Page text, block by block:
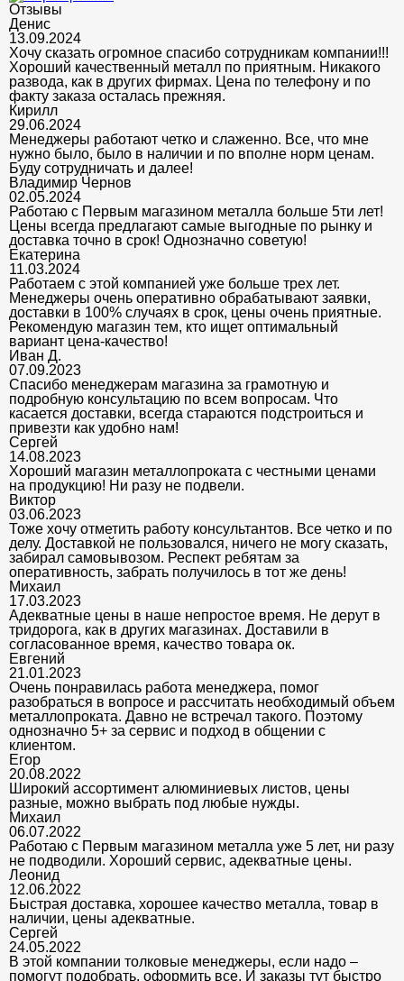
Отзывы
Денис
13.09.2024
Хочу сказать огромное спасибо сотрудникам компании!!!
Хороший качественный металл по приятным. Никакого
развода, как в других фирмах. Цена по телефону и по
факту заказа осталась прежняя.
Кирилл
29.06.2024
Менеджеры работают четко и слаженно. Все, что мне
нужно было, было в наличии и по вполне норм ценам.
Буду сотрудничать и далее!
Владимир Чернов
02.05.2024
Работаю с Первым магазином металла больше 5ти лет!
Цены всегда предлагают самые выгодные по рынку и
доставка точно в срок! Однозначно советую!
Екатерина
11.03.2024
Работаем с этой компанией уже больше трех лет.
Менеджеры очень оперативно обрабатывают заявки,
доставки в 100% случаях в срок, цены очень приятные.
Рекомендую магазин тем, кто ищет оптимальный
вариант цена-качество!
Иван Д.
07.09.2023
Спасибо менеджерам магазина за грамотную и
подробную консультацию по всем вопросам. Что
касается доставки, всегда стараются подстроиться и
привезти как удобно нам!
Сергей
14.08.2023
Хороший магазин металлопроката с честными ценами
на продукцию! Ни разу не подвели.
Виктор
03.06.2023
Тоже хочу отметить работу консультантов. Все четко и по
делу. Доставкой не пользовался, ничего не могу сказать,
забирал самовывозом. Респект ребятам за
оперативность, забрать получилось в тот же день!
Михаил
17.03.2023
Адекватные цены в наше непростое время. Не дерут в
тридорога, как в других магазинах. Доставили в
согласованное время, качество товара ок.
Евгений
21.01.2023
Очень понравилась работа менеджера, помог
разобраться в вопросе и рассчитать необходимый объем
металлопроката. Давно не встречал такого. Поэтому
однозначно 5+ за сервис и подход в общении с
клиентом.
Егор
20.08.2022
Широкий ассортимент алюминиевых листов, цены
разные, можно выбрать под любые нужды.
Михаил
06.07.2022
Работаю с Первым магазином металла уже 5 лет, ни разу
не подводили. Хороший сервис, адекватные цены.
Леонид
12.06.2022
Быстрая доставка, хорошее качество металла, товар в
наличии, цены адекватные.
Сергей
24.05.2022
В этой компании толковые менеджеры, если надо –
помогут подобрать, оформить все. И заказы тут быстро